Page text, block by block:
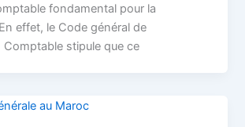
fondamental pour la
effet, le Code général de
Comptable stipule que ce